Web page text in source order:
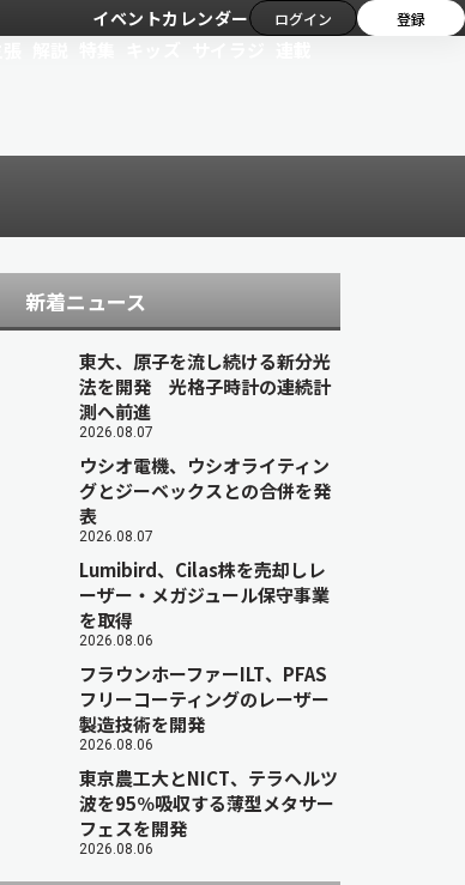
イベントカレンダー ログイン 登録
新着ニュース
東大、原子を流し続ける新分光
法を開発 光格子時計の連続計
測へ前進
2026.08.07
ウシオ電機、ウシオライティン
グとジーベックスとの合併を発
表
2026.08.07
Lumibird、Cilas株を売却しレ
ーザー・メガジュール保守事業
を取得
2026.08.06
フラウンホーファーILT、PFAS
フリーコーティングのレーザー
製造技術を開発
2026.08.06
東京農工大とNICT、テラヘルツ
波を95％吸収する薄型メタサー
フェスを開発
2026.08.06